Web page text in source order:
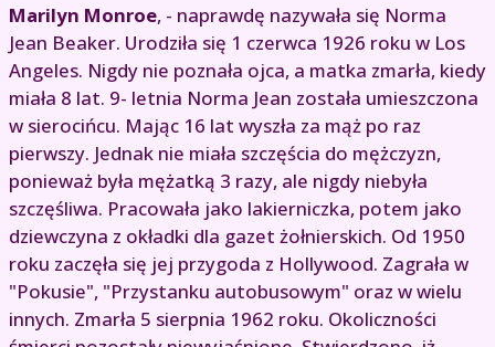
Marilyn Monroe, - naprawdę nazywała się Norma
Jean Beaker. Urodziła się 1 czerwca 1926 roku w Los
Angeles. Nigdy nie poznała ojca, a matka zmarła, kiedy
miała 8 lat. 9- letnia Norma Jean została umieszczona
w sierocińcu. Mając 16 lat wyszła za mąż po raz
pierwszy. Jednak nie miała szczęścia do mężczyzn,
ponieważ była mężatką 3 razy, ale nigdy niebyła
szczęśliwa. Pracowała jako lakierniczka, potem jako
dziewczyna z okładki dla gazet żołnierskich. Od 1950
roku zaczęła się jej przygoda z Hollywood. Zagrała w
"Pokusie", "Przystanku autobusowym" oraz w wielu
innych. Zmarła 5 sierpnia 1962 roku. Okoliczności